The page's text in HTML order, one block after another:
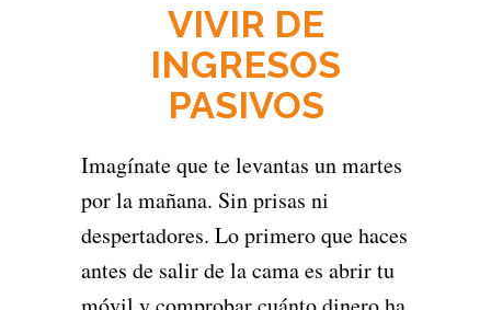
VIVIR DE
INGRESOS
PASIVOS
Imagínate que te levantas un martes
por la mañana. Sin prisas ni
despertadores. Lo primero que haces
antes de salir de la cama es abrir tu